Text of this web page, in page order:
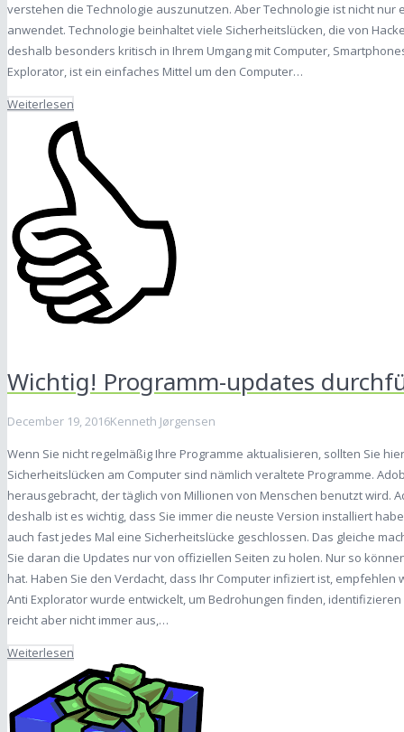
verstehen die Technologie auszunutzen. Aber Technologie ist nicht
anwendet. Technologie beinhaltet viele Sicherheitslücken, die von
deshalb besonders kritisch in Ihrem Umgang mit Computer,
Explorator, ist ein einfaches Mittel um den Computer…
Weiterlesen
Wichtig! Programm-updates
December 19, 2016Kenneth Jørgensen
Wenn Sie nicht regelmäßig Ihre Programme aktualisieren, sollten Sie
Sicherheitslücken am Computer sind nämlich veraltete Programme.
herausgebracht, der täglich von Millionen von Menschen benutzt wird.
deshalb ist es wichtig, dass Sie immer die neuste Version installiert
auch fast jedes Mal eine Sicherheitslücke geschlossen. Das gleiche
Sie daran die Updates nur von offiziellen Seiten zu holen. Nur so
hat. Haben Sie den Verdacht, dass Ihr Computer infiziert ist,
Anti Explorator wurde entwickelt, um Bedrohungen finden,
reicht aber nicht immer aus,…
Weiterlesen